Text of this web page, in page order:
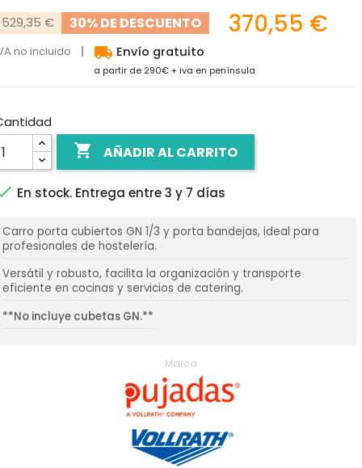
529,35 € 30% DE DESCUENTO 370,55 €
no incluido local_shipping Envío gratuito
a partir de 290€ + iva en península
 AÑADIR AL CARRITO
En stock. Entrega entre 3 y 7 días
Carro porta cubiertos GN 1/3 y porta bandejas, ideal para
profesionales de hostelería.
Versátil y robusto, facilita la organización y transporte
eficiente en cocinas y servicios de catering.
**No incluye cubetas GN.**
Marca